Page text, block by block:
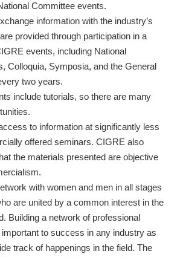
Committee events.
information with the industry’s
provided through participation in a
events, including National
Colloquia, Symposia, and the General
two years.
include tutorials, so there are many
to information at significantly less
offered seminars. CIGRE also
the materials presented are objective
with women and men in all stages
are united by a common interest in the
Building a network of professional
to success in any industry as
track of happenings in the field. The